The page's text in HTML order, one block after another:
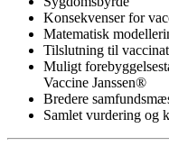
Konsekvenser for
Matematisk
Tilslutning til
Muligt
Vaccine Janssen®
Bredere
Samlet vurdering og